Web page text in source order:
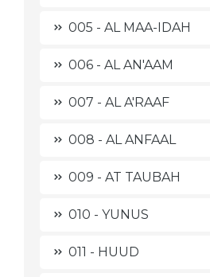
005 - AL MAA-IDAH
006 - AL AN'AAM
007 - AL A'RAAF
008 - AL ANFAAL
009 - AT TAUBAH
010 - YUNUS
011 - HUUD